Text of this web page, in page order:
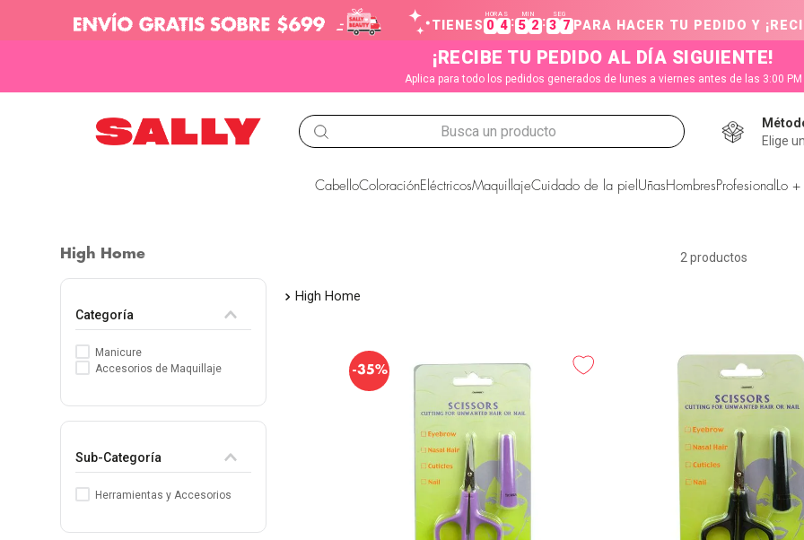
TIENES
HORAS
0 4:
MIN
5 2 :
SEG
3 7 PARA HACER TU PEDIDO Y
¡RECIBE TU PEDIDO AL DÍA SIGUIENTE!
Aplica para todo los pedidos generados de lunes a viernes antes de las 3:00 PM
Busca un producto
Elige
CabelloColoraciónEléctricosMaquillajeCuidado de la piel Uñas Hombres Profesional Lo
High Home
Categoría
Manicure
Accesorios de Maquillaje
Sub-Categoría
Herramientas y Accesorios
2 productos
High Home
-35%
TÉRMINOS MÁS BUSCADOS
ion
manic panic
protectores termicos